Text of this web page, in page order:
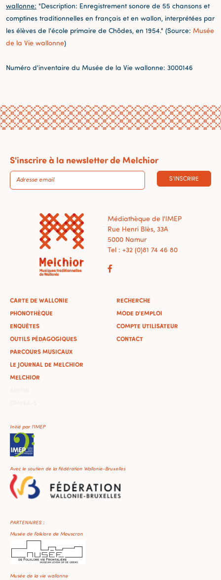
wallonne: "Description: Enregistrement sonore de 55 chansons et
comptines traditionnelles en français et en wallon, interprétées par
les élèves de l'école primaire de Chôdes, en 1954." (Source: Musée
de la Vie wallonne)
Numéro d'inventaire du Musée de la Vie wallonne: 3000146
S'inscrire à la newsletter de Melchior
S'INSCRIRE
Médiathèque de l'IMEP
Rue Henri Blès, 33A
5000 Namur
Tel : +32 (0)81 74 46 80
CARTE DE WALLONIE
PHONOTHÈQUE
ENQUÊTES
OUTILS PÉDAGOGIQUES
PARCOURS MUSICAUX
LE JOURNAL DE MELCHIOR
MELCHIOR
RECHERCHE
MODE D'EMPLOI
COMPTE UTILISATEUR
CONTACT
Initié par l'IMEP
Avec le soutien de la Fédération Wallonie-Bruxelles
PARTENAIRES :
Musée de Folklore de Mouscron
Musée de la vie wallonne